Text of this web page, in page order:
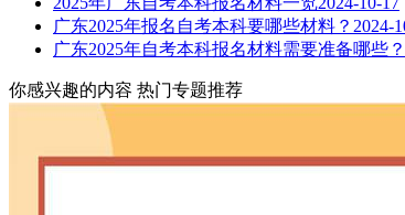
广东2025年报名自考本科要哪些材料？ 2024-
广东2025年自考本科报名材料需要准备哪些？
你感兴趣的内容 热门专题推荐